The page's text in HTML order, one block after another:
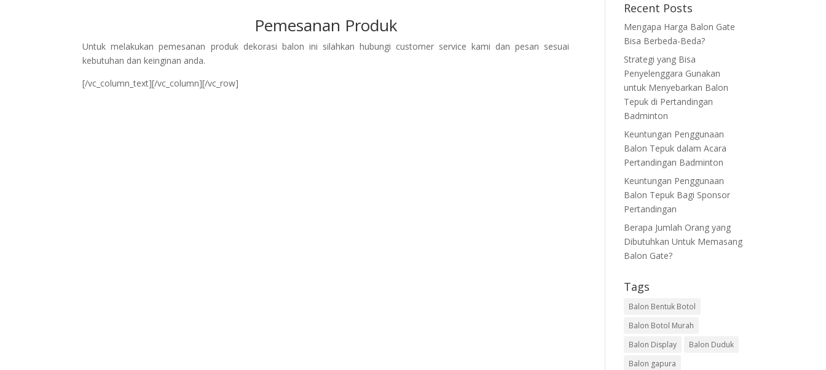
Pemesanan Produk
Untuk melakukan pemesanan produk dekorasi balon ini silahkan hubungi customer service kami dan pesan sesuai
kebutuhan dan keinginan anda.
[/vc_column_text][/vc_column][/vc_row]
Recent Posts
Mengapa Harga Balon Gate
Bisa Berbeda-Beda?
Strategi yang Bisa
Penyelenggara Gunakan
untuk Menyebarkan Balon
Tepuk di Pertandingan
Badminton
Keuntungan Penggunaan
Balon Tepuk dalam Acara
Pertandingan Badminton
Keuntungan Penggunaan
Balon Tepuk Bagi Sponsor
Pertandingan
Berapa Jumlah Orang yang
Dibutuhkan Untuk Memasang
Balon Gate?
Tags
Balon Bentuk Botol
Balon Botol Murah
Balon Display
Balon Duduk
Balon gapura